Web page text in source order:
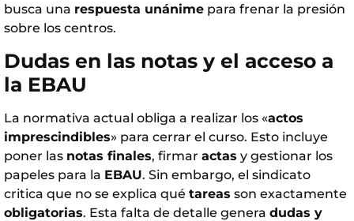
busca una respuesta unánime para frenar la presión
sobre los centros.
Dudas en las notas y el acceso a
la EBAU
La normativa actual obliga a realizar los «actos
imprescindibles» para cerrar el curso. Esto incluye
poner las notas finales, firmar actas y gestionar los
papeles para la EBAU. Sin embargo, el sindicato
critica que no se explica qué tareas son exactamente
obligatorias. Esta falta de detalle genera dudas y